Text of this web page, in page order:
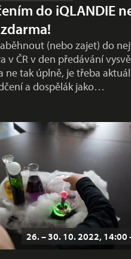
do iQLANDIE
(nebo zajet) do
v ČR v den předávání
ne tak úplně, je třeba
a dospělák jako…
26. – 30. 10. 2022, 14:00